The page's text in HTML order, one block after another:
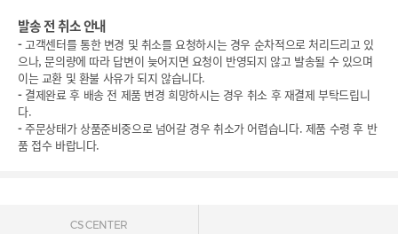
발송 전 취소 안내
-고객센터를 통한 변경 및 취소를 요청하시는 경우 순차적으로 처리드리고 있
으나, 문의량에 따라 답변이 늦어지면 요청이 반영되지 않고 발송될 수 있으며
이는 교환 및 환불 사유가 되지 않습니다.
- 결제완료 후 배송 전 제품 변경 희망하시는 경우 취소 후 재결제 부탁드립니
다.
-주문상태가 상품준비중으로 넘어갈 경우 취소가 어렵습니다. 제품 수령 후 반
품 접수 바랍니다.
CS CENTER